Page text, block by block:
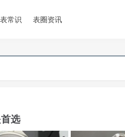
常识 表圈资讯
选